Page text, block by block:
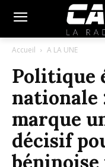
Accueil A LA UNE
Politique
nationale
marque
décisif